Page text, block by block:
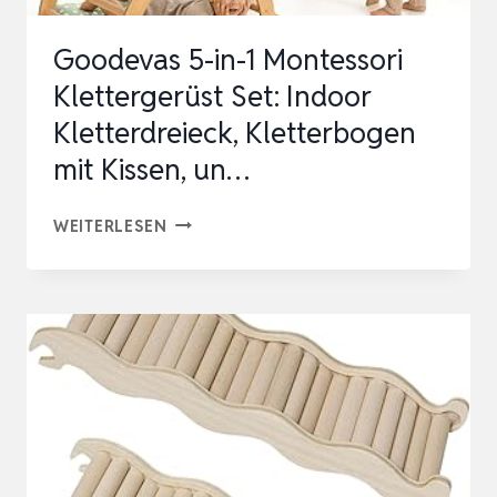
Goodevas 5-in-1 Montessori
Klettergerüst Set: Indoor
Kletterdreieck, Kletterbogen
mit Kissen, un…
WEITERLESEN GOODEVAS
1
MONTESSORI
KLETTERGERÜST
SET:
KLETTERDREIECK,